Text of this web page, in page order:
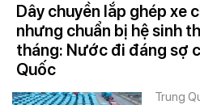
Dây chuyền lắp ghép xe
nhưng chuẩn bị hệ sinh
tháng: Nước đi đáng sợ
Quốc
Trung